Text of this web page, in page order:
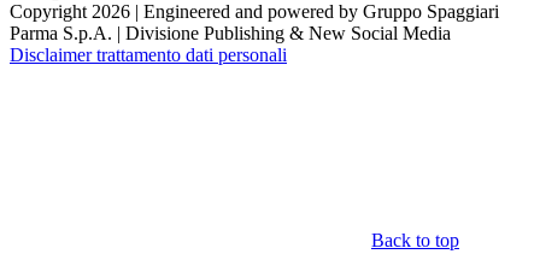
Copyright 2026 | Engineered and powered by Gruppo Spaggiari
Parma S.p.A. | Divisione Publishing & New Social Media
Disclaimer trattamento dati personali
Back to top